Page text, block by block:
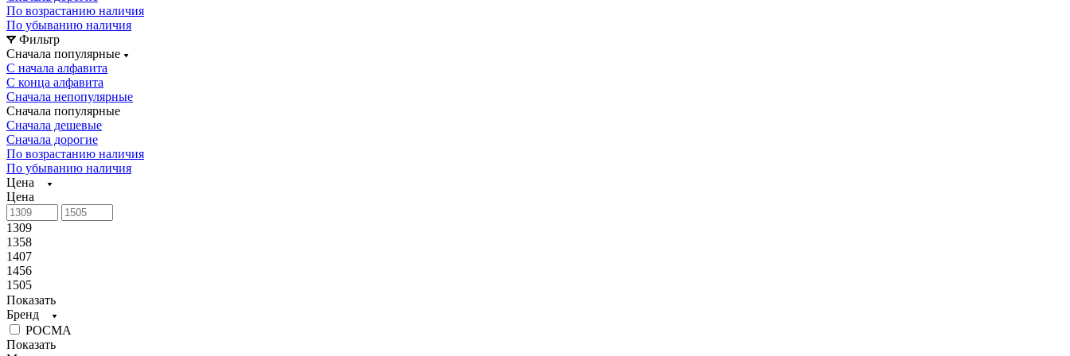
По возрастанию наличия
По убыванию наличия
Фильтр
Сначала популярные
С начала алфавита
С конца алфавита
Сначала непопулярные
Сначала популярные
Сначала дешевые
Сначала дорогие
По возрастанию наличия
По убыванию наличия
Цена
Цена
1309
1358
1407
1456
1505
Показать
Бренд
РОСМА
Показать